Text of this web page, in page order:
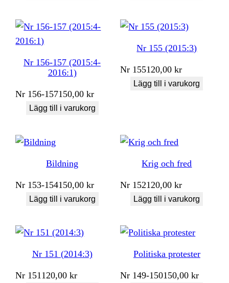
Nr 156-157 (2015:4-
2016:1)
Nr 156-157150,00kr
Lägg till i varukorg
Nr 155 (2015:3)
Nr 155120,00kr
Lägg till i varukorg
Bildning
Nr 153-154150,00kr
Lägg till i varukorg
Krig och fred
Nr 152120,00kr
Lägg till i varukorg
Nr 151 (2014:3)
Nr 151120,00kr
Politiska protester
Nr 149-150150,00kr